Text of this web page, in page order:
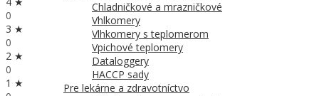
Chladničkové a mrazničkové
Vhlkomery
Vlhkomery s teplomerom
Vpichové teplomery
Dataloggery
HACCP sady
Pre lekárne a zdravotníctvo
0
3 ★
0
2 ★
0
1 ★